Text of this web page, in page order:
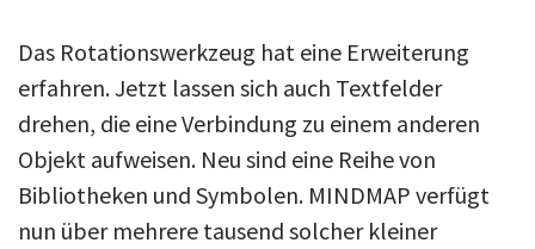
Das Rotationswerkzeug hat eine Erweiterung
erfahren. Jetzt lassen sich auch Textfelder
drehen, die eine Verbindung zu einem anderen
Objekt aufweisen. Neu sind eine Reihe von
Bibliotheken und Symbolen. MINDMAP verfügt
nun über mehrere tausend solcher kleiner